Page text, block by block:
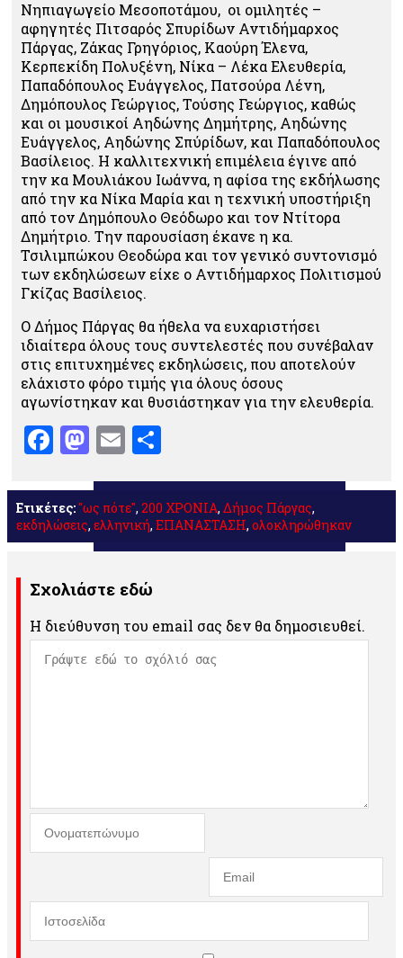
Νηπιαγωγείο Μεσοποτάμου, οι ομιλητές –
αφηγητές Πιτσαρός Σπυρίδων Αντιδήμαρχος
Πάργας, Ζάκας Γρηγόριος, Καούρη Έλενα,
Κερπεκίδη Πολυξένη, Νίκα – Λέκα Ελευθερία,
Παπαδόπουλος Ευάγγελος, Πατσούρα Λένη,
Δημόπουλος Γεώργιος, Τούσης Γεώργιος, καθώς
και οι μουσικοί Αηδώνης Δημήτρης, Αηδώνης
Ευάγγελος, Αηδώνης Σπύρίδων, και Παπαδόπουλος
Βασίλειος. Η καλλιτεχνική επιμέλεια έγινε από
την κα Μουλιάκου Ιωάννα, η αφίσα της εκδήλωσης
από την κα Νίκα Μαρία και η τεχνική υποστήριξη
από τον Δημόπουλο Θεόδωρο και τον Ντίτορα
Δημήτριο. Την παρουσίαση έκανε η κα.
Τσιλιμπώκου Θεοδώρα και τον γενικό συντονισμό
των εκδηλώσεων είχε ο Αντιδήμαρχος Πολιτισμού
Γκίζας Βασίλειος.
Ο Δήμος Πάργας θα ήθελα να ευχαριστήσει
ιδιαίτερα όλους τους συντελεστές που συνέβαλαν
στις επιτυχημένες εκδηλώσεις, που αποτελούν
ελάχιστο φόρο τιμής για όλους όσους
αγωνίστηκαν και θυσιάστηκαν για την ελευθερία.
Facebook
Mastodon
Email
Ετικέτες:"ως πότε", 200 ΧΡΟΝΙΑ, Δήμος Πάργας,
εκδηλώσεις, ελληνική, ΕΠΑΝΑΣΤΑΣΗ, ολοκληρώθηκαν
Σχολιάστε εδώ
Η διεύθυνση του email σας δεν θα δημοσιευθεί.